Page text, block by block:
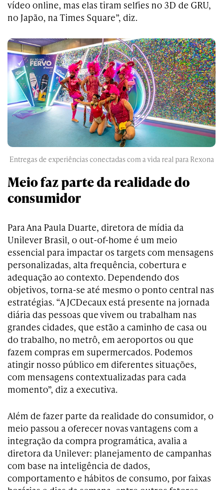
vídeo online, mas elas tiram selfies no 3D de GRU,
no Japão, na Times Square”, diz.
Entregas de experiências conectadas com a vida real para Rexona
Meio faz parte da realidade do
consumidor
Para Ana Paula Duarte, diretora de mídia da
Unilever Brasil, o out-of-home é um meio
essencial para impactar os targets com mensagens
personalizadas, alta frequência, cobertura e
adequação ao contexto. Dependendo dos
objetivos, torna-se até mesmo o ponto central nas
estratégias. “A JCDecaux está presente na jornada
diária das pessoas que vivem ou trabalham nas
grandes cidades, que estão a caminho de casa ou
do trabalho, no metrô, em aeroportos ou que
fazem compras em supermercados. Podemos
atingir nosso público em diferentes situações,
com mensagens contextualizadas para cada
momento”, diz a executiva.
Além de fazer parte da realidade do consumidor, o
meio passou a oferecer novas vantagens com a
integração da compra programática, avalia a
diretora da Unilever: planejamento de campanhas
com base na inteligência de dados,
comportamento e hábitos de consumo, por faixas